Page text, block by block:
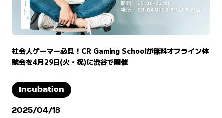
社会人ゲーマー必見！CR Gaming Schoolが無料オフライン体
験会を4月29日(火・祝)に渋谷で開催
Incubation
2025/04/18